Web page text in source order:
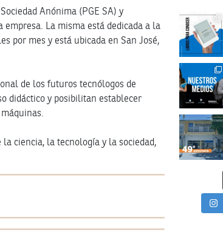
Anónima (PGE SA) y
La misma está dedicada a la
por mes y está ubicada en San José,
de los futuros tecnólogos de
didáctico y posibilitan establecer
ciencia, la tecnología y la sociedad,